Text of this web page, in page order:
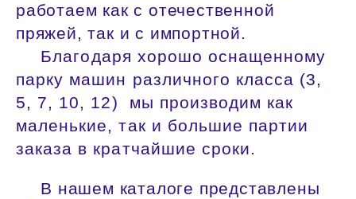
работаем как с отечественной
пряжей, так и с импортной.
Благодаря хорошо оснащенному
парку машин различного класса (3,
5, 7, 10, 12) мы производим как
маленькие, так и большие партии
заказа в кратчайшие сроки.
В нашем каталоге представлены